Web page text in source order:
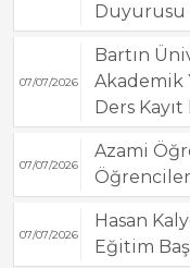
Duyurusu
07/07/2026
Bartın
Akademik
Ders
07/07/2026
Azami
07/07/2026
Hasan
Eğitim